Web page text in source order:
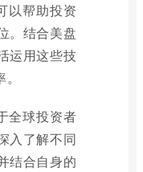
以帮助投资
。结合美盘
运用这些技
全球投资者
入了解不同
结合自身的